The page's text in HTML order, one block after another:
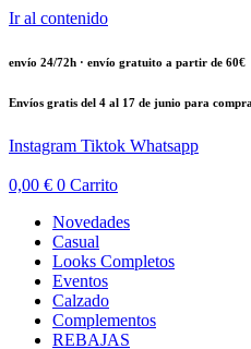
Ir al contenido
envío 24/72h · envío gratuito a partir de 60€
Envíos gratis del 4 al 17 de junio para
Instagram Tiktok Whatsapp
0,00 € 0 Carrito
Novedades
Casual
Looks Completos
Eventos
Calzado
Complementos
REBAJAS